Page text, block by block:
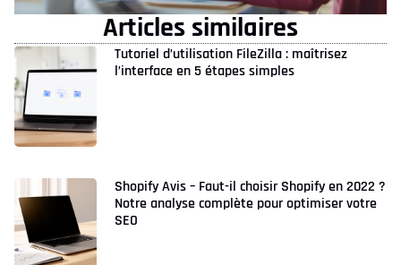
Articles similaires
Tutoriel d’utilisation FileZilla : maîtrisez
l’interface en 5 étapes simples
Shopify Avis – Faut-il choisir Shopify en 2022 ?
Notre analyse complète pour optimiser votre
SEO